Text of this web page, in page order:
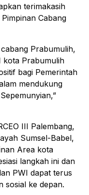
terimakasih
Cabang
Prabumulih,
kota Prabumulih
bagi Pemerintah
mendukung
III Palembang,
Sumsel-Babel,
Area kota
langkah ini dan
PWI dapat terus
sosial ke depan.